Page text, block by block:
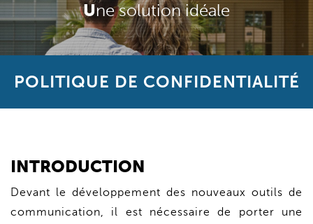
Une solution idéale
POLITIQUE DE CONFIDENTIALITÉ
INTRODUCTION
Devant le développement des nouveaux outils de
communication, il est nécessaire de porter une